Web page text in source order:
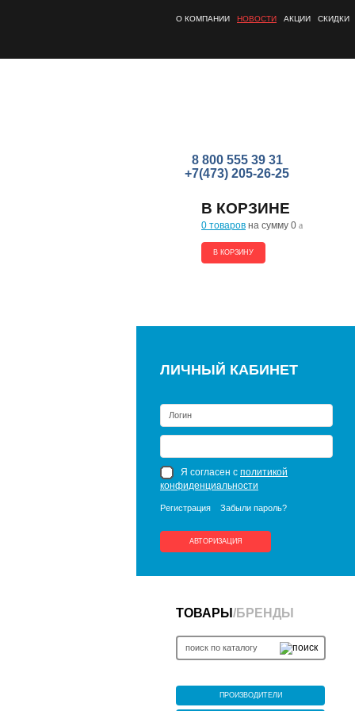
О КОМПАНИИ НОВОСТИ АКЦИИ СКИДКИ
8 800 555 39 31
+7(473) 205-26-25
В КОРЗИНЕ
0 товаров на сумму 0 a
В КОРЗИНУ
ЛИЧНЫЙ КАБИНЕТ
Я согласен с политикой
конфиденциальности
Регистрация Забыли пароль?
АВТОРИЗАЦИЯ
ТОВАРЫ /БРЕНДЫ
ПРОИЗВОДИТЕЛИ